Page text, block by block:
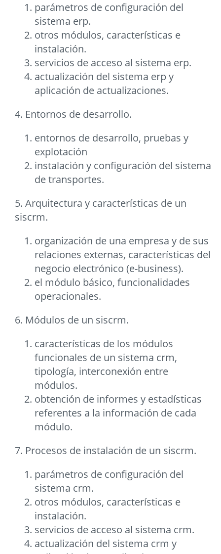
parámetros de configuración del
sistema erp.
otros módulos, características e
instalación.
servicios de acceso al sistema erp.
actualización del sistema erp y
aplicación de actualizaciones.
4. Entornos de desarrollo.
entornos de desarrollo, pruebas y
explotación
instalación y configuración del sistema
de transportes.
5. Arquitectura y características de un
siscrm.
organización de una empresa y de sus
relaciones externas, características del
negocio electrónico (e-business).
el módulo básico, funcionalidades
operacionales.
6. Módulos de un siscrm.
características de los módulos
funcionales de un sistema crm,
tipología, interconexión entre
módulos.
obtención de informes y estadísticas
referentes a la información de cada
módulo.
7. Procesos de instalación de un siscrm.
parámetros de configuración del
sistema crm.
otros módulos, características e
instalación.
servicios de acceso al sistema crm.
actualización del sistema crm y